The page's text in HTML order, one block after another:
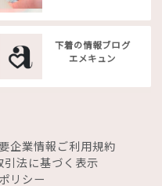
下着の情報ブログ
エメキュン
企業情報 ご利用規約
引法に基づく表示
リシー